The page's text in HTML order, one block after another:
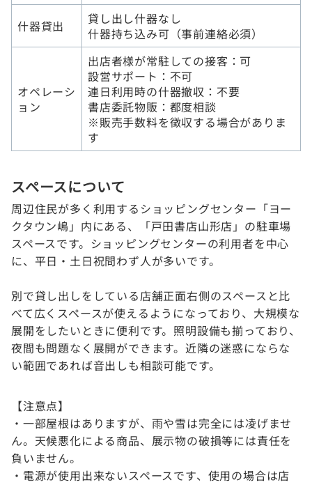
什器貸出
貸し出し什器なし
什器持ち込み可（事前連絡必須）
オペレーシ
ョン
出店者様が常駐しての接客：可
設営サポート：不可
連日利用時の什器撤収：不要
書店委託物販：都度相談
※販売手数料を徴収する場合がありま
す
スペースについて
周辺住民が多く利用するショッピングセンター「ヨー
クタウン嶋」内にある、「戸田書店山形店」の駐車場
スペースです。ショッピングセンターの利用者を中心
に、平日・土日祝問わず人が多いです。
別で貸し出しをしている店舗正面右側のスペースと比
べて広くスペースが使えるようになっており、大規模な
展開をしたいときに便利です。照明設備も揃っており、
夜間も問題なく展開ができます。近隣の迷惑にならな
い範囲であれば音出しも相談可能です。
【注意点】
・一部屋根はありますが、雨や雪は完全には凌げませ
ん。天候悪化による商品、展示物の破損等には責任を
負いません。
・電源が使用出来ないスペースです、使用の場合は店